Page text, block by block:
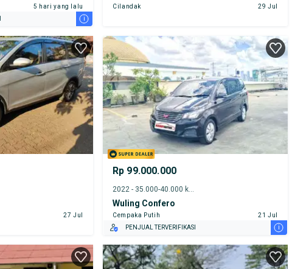
5 hari yang lalu
i
Cilandak 29 Jul
27 Jul
Rp 99.000.000
2022 - 35.000-40.000 km
Wuling Confero
Cempaka Putih
21 Jul
PENJUAL TERVERIFIKASI
i